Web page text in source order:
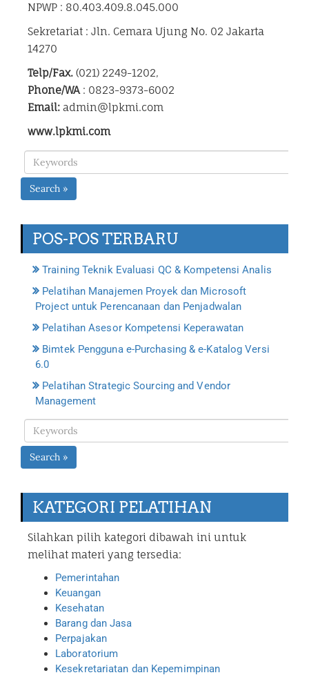
NPWP : 80.403.409.8.045.000
Sekretariat : Jln. Cemara Ujung No. 02 Jakarta
14270
Telp/Fax. (021) 2249-1202,
Phone/WA: 0823-9373-6002
Email: admin@lpkmi.com
www.lpkmi.com
Search »
POS-POS TERBARU
Training Teknik Evaluasi QC & Kompetensi Analis
Pelatihan Manajemen Proyek dan Microsoft
Project untuk Perencanaan dan Penjadwalan
Pelatihan Asesor Kompetensi Keperawatan
Bimtek Pengguna e-Purchasing & e-Katalog Versi
6.0
Pelatihan Strategic Sourcing and Vendor
Management
Search »
KATEGORI PELATIHAN
Silahkan pilih kategori dibawah ini untuk
melihat materi yang tersedia:
Pemerintahan
Keuangan
Kesehatan
Barang dan Jasa
Perpajakan
Laboratorium
Kesekretariatan dan Kepemimpinan